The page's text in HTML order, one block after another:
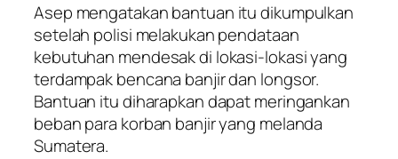
Asep mengatakan bantuan itu dikumpulkan
setelah polisi melakukan pendataan
kebutuhan mendesak di lokasi-lokasi yang
terdampak bencana banjir dan longsor.
Bantuan itu diharapkan dapat meringankan
beban para korban banjir yang melanda
Sumatera.